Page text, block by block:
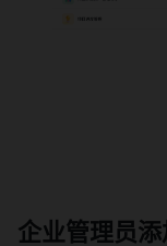
企业管理员